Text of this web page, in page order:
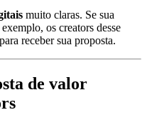
muito claras. Se sua
os creators desse
receber sua proposta.
de valor